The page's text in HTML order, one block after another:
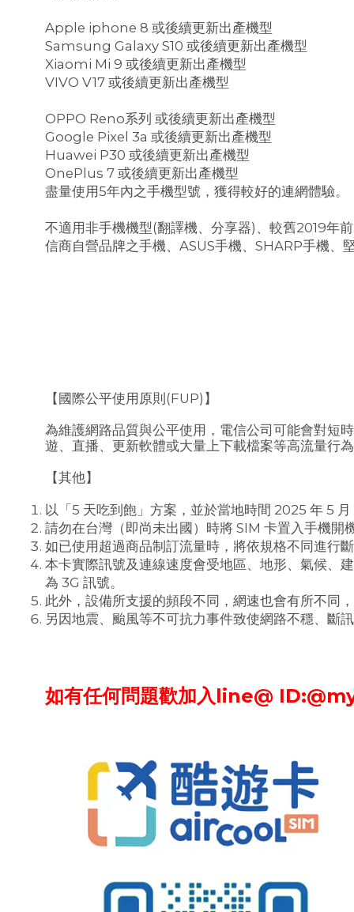
Apple iphone 8 或後續更新出產機型
Samsung Galaxy S10 或後續更新出產機型
Xiaomi Mi 9 或後續更新出產機型
VIVO V17 或後續更新出產機型
OPPO Reno系列 或後續更新出產機型
Google Pixel 3a 或後續更新出產機型
Huawei P30 或後續更新出產機型
OnePlus 7 或後續更新出產機型
盡量使用5年內之手機型號，獲得較好的連網體驗。
不適用非手機機型(翻譯機、分享器)、較舊2019年
信商自營品牌之手機、ASUS手機、SHARP手機
【國際公平使用原則(FUP)】
為維護網路品質與公平使用，電信公司可能會對短
遊、直播、更新軟體或大量上下載檔案等高流量行
【其他】
以「5 天吃到飽」方案，並於當地時間 2025 年 5
請勿在台灣（即尚未出國）時將 SIM 卡置入手機
如已使用超過商品制訂流量時，將依規格不同進行
本卡實際訊號及連線速度會受地區、地形、氣候、
為 3G 訊號。
此外，設備所支援的頻段不同，網速也會有所不同
另因地震、颱風等不可抗力事件致使網路不穩、斷
如有任何問題歡加入line@